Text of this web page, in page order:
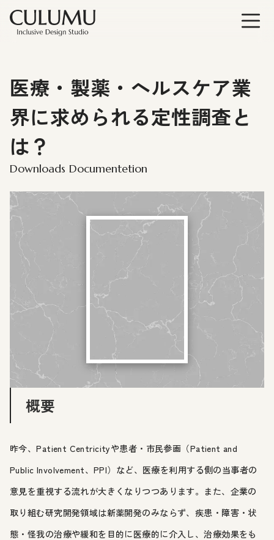
医療・製薬・ヘルスケア業
界に求められる定性調査と
は？
Downloads Documentetion
概要
昨今、Patient Centricityや患者・市民参画（Patient and
Public Involvement、PPI）など、医療を利用する側の当事者の
意見を重視する流れが大きくなりつつあります。また、企業の
取り組む研究開発領域は新薬開発のみならず、疾患・障害・状
態・怪我の治療や緩和を目的に医療的に介入し、治療効果をも